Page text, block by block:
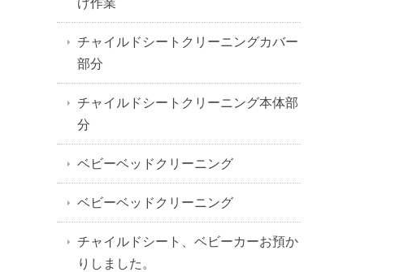
チャイルドシートクリーニングカバー
部分
チャイルドシートクリーニング本体部
分
ベビーベッドクリーニング
ベビーベッドクリーニング
チャイルドシート、ベビーカーお預か
りしました。